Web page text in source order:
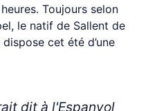
Toujours selon
le natif de Sallent de
cet été d’une
dit à l'Espanyol